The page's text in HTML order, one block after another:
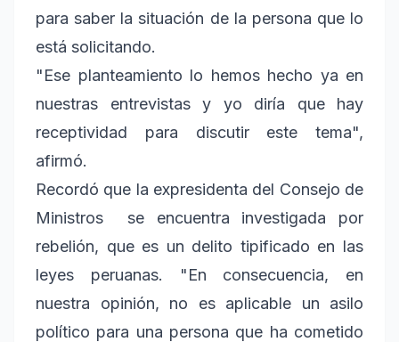
para saber la situación de la persona que lo
está solicitando.
"Ese planteamiento lo hemos hecho ya en
nuestras entrevistas y yo diría que hay
receptividad para discutir este tema",
afirmó.
Recordó que la expresidenta del Consejo de
Ministros se encuentra investigada por
rebelión, que es un delito tipificado en las
leyes peruanas. "En consecuencia, en
nuestra opinión, no es aplicable un asilo
político para una persona que ha cometido